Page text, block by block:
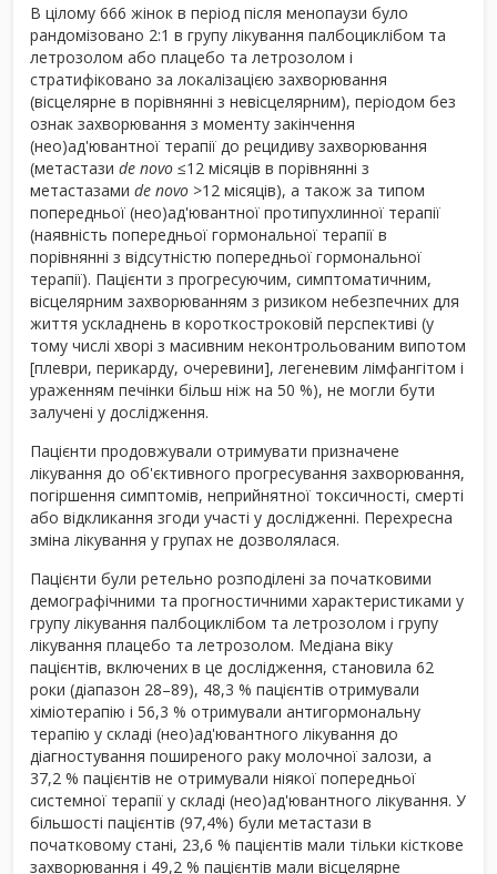
В цілому 666 жінок в період після менопаузи було
рандомізовано 2:1 в групу лікування палбоциклібом та
летрозолом або плацебо та летрозолом і
стратифіковано за локалізацією захворювання
(вісцелярне в порівнянні з невісцелярним), періодом без
ознак захворювання з моменту закінчення
(нео)ад'ювантної терапії до рецидиву захворювання
(метастази de novo ≤12 місяців в порівнянні з
метастазами de novo >12 місяців), а також за типом
попередньої (нео)ад'ювантної протипухлинної терапії
(наявність попередньої гормональної терапії в
порівнянні з відсутністю попередньої гормональної
терапії). Пацієнти з прогресуючим, симптоматичним,
вісцелярним захворюванням з ризиком небезпечних для
життя ускладнень в короткостроковій перспективі (у
тому числі хворі з масивним неконтрольованим випотом
[плеври, перикарду, очеревини], легеневим лімфангітом і
ураженням печінки більш ніж на 50 %), не могли бути
залучені у дослідження.
Пацієнти продовжували отримувати призначене
лікування до об'єктивного прогресування захворювання,
погіршення симптомів, неприйнятної токсичності, смерті
або відкликання згоди участі у дослідженні. Перехресна
зміна лікування у групах не дозволялася.
Пацієнти були ретельно розподілені за початковими
демографічними та прогностичними характеристиками у
групу лікування палбоциклібом та летрозолом і групу
лікування плацебо та летрозолом. Медіана віку
пацієнтів, включених в це дослідження, становила 62
роки (діапазон 28–89), 48,3 % пацієнтів отримували
хіміотерапію і 56,3 % отримували антигормональну
терапію у складі (нео)ад'ювантного лікування до
діагностування поширеного раку молочної залози, а
37,2 % пацієнтів не отримували ніякої попередньої
системної терапії у складі (нео)ад'ювантного лікування. У
більшості пацієнтів (97,4%) були метастази в
початковому стані, 23,6 % пацієнтів мали тільки кісткове
захворювання і 49,2 % пацієнтів мали вісцелярне